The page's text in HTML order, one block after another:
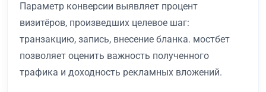
Параметр конверсии выявляет процент
визитёров, произведших целевое шаг:
транзакцию, запись, внесение бланка. мостбет
позволяет оценить важность полученного
трафика и доходность рекламных вложений.